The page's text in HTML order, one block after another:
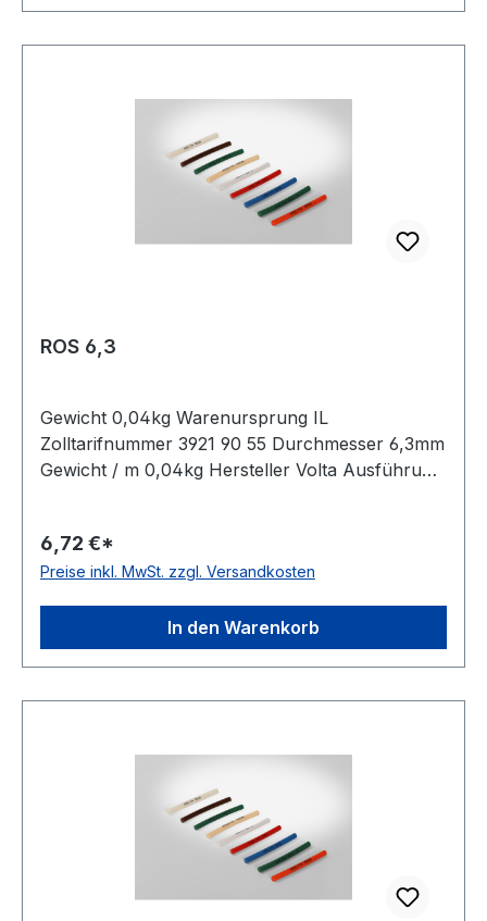
ROS 6,3
Gewicht 0,04kg Warenursprung IL
Zolltarifnummer 3921 90 55 Durchmesser 6,3mm
Gewicht / m 0,04kg Hersteller Volta Ausführung
m)m FDA-Zulassung ja Zugstrang Polyester
Shorehärte 83° Shore A
6,72 €*
Preise inkl. MwSt. zzgl. Versandkosten
In den Warenkorb